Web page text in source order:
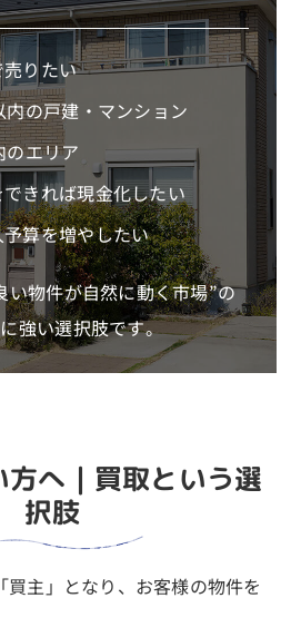
りたい
の戸建・マンション
エリア
きれば現金化したい
算を増やしたい
い物件が自然に動く市場”の
強い選択肢です。
へ｜買取という選
択肢
主」となり、お客様の物件を